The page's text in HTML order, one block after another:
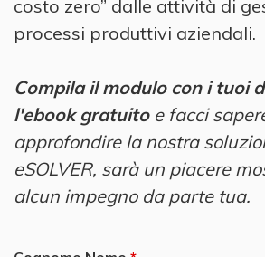
costo zero” dalle attività di
processi produttivi aziendali.
Compila il modulo con i tuoi
l'ebook gratuito e facci
approfondire la nostra
eSOLVER, sarà un piacere
alcun impegno da parte tua.